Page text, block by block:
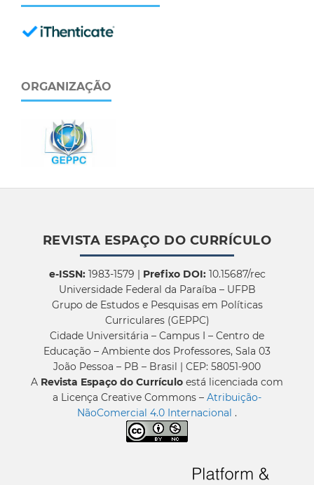
ORGANIZAÇÃO
REVISTA ESPAÇO DO CURRÍCULO
e-ISSN:1983-1579 | Prefixo DOI:10.15687/rec
Universidade Federal da Paraíba – UFPB
Grupo de Estudos e Pesquisas em Políticas
Curriculares (GEPPC)
Cidade Universitária – Campus I – Centro de
Educação – Ambiente dos Professores, Sala 03
João Pessoa – PB – Brasil | CEP: 58051-900
A Revista Espaço do Currículo está licenciada com
a Licença Creative Commons – Atribuição-
NãoComercial 4.0 Internacional .